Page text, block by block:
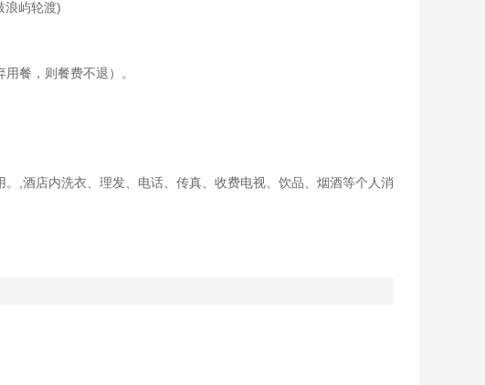
浪屿轮渡)
餐，则餐费不退）。
,酒店内洗衣、理发、电话、传真、收费电视、饮品、烟酒等个人消